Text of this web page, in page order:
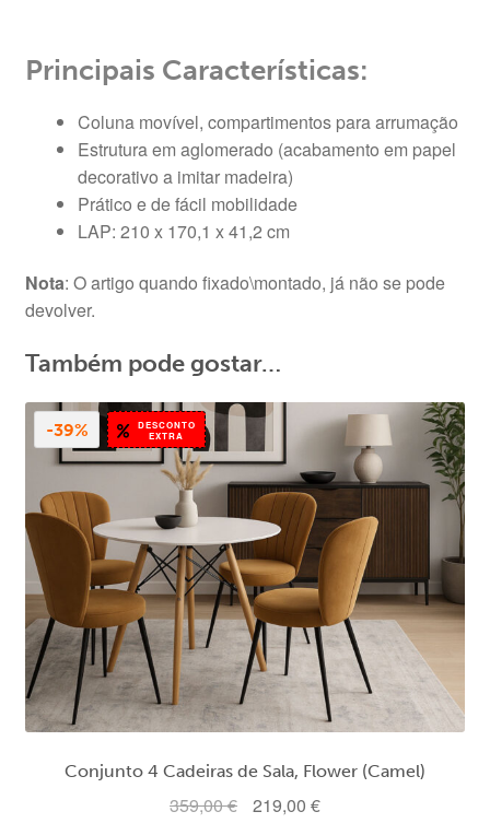
Principais Características:
Coluna movível, compartimentos para arrumação
Estrutura em aglomerado (acabamento em papel
decorativo a imitar madeira)
Prático e de fácil mobilidade
LAP: 210 x 170,1 x 41,2 cm
Nota: O artigo quando fixado\montado, já não se pode
devolver.
Também pode gostar…
DESCONTO
EXTRA
Conjunto 4 Cadeiras de Sala, Flower (Camel)
-39%
359,00€
O219,00 €O